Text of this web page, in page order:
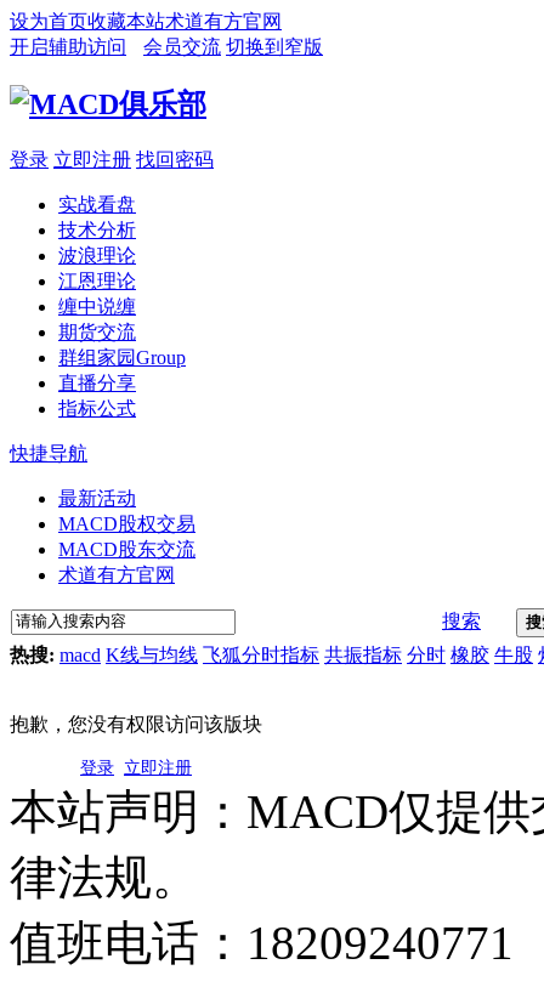
设为首页收藏本站术道有方官网
开启辅助访问
会员交流 切换到窄版
登录 立即注册 找回密码
实战看盘
技术分析
波浪理论
江恩理论
缠中说缠
期货交流
群组家园Group
直播分享
指标公式
快捷导航
最新活动
MACD股权交易
MACD股东交流
术道有方官网
搜索
热搜: macd K线与均线 飞狐分时指标 共振指标 分时 橡胶 牛股
抱歉，您没有权限访问该版块
登录 立即注册
本站声明：MACD仅提
律法规。
值班电话：